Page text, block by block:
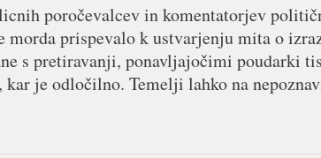
poročevalcev in komentatorjev
morda prispevalo k ustvarjenju mita o
s pretiravanji, ponavljajočimi poudarki
je odločilno. Temelji lahko na